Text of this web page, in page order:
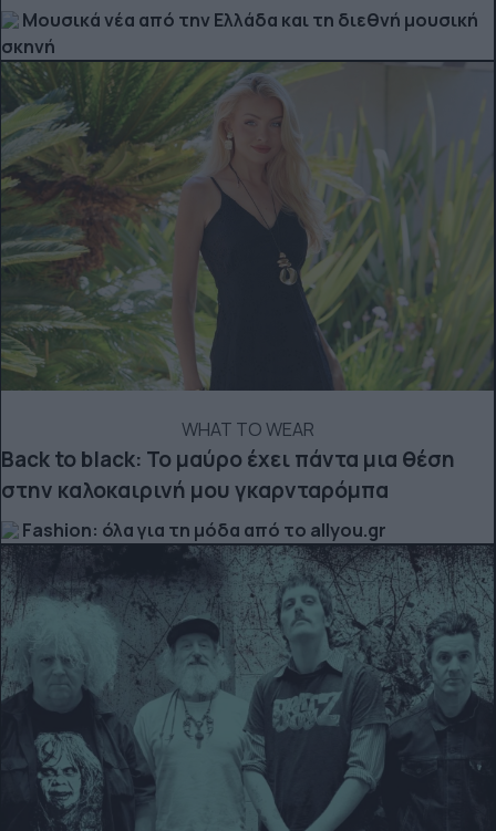
Μουσικά νέα από την Ελλάδα και τη διεθνή μουσική
σκηνή
WHAT TO WEAR
Back to black: Το μαύρο έχει πάντα μια θέση
στην καλοκαιρινή μου γκαρνταρόμπα
Fashion: όλα για τη μόδα από το allyou.gr